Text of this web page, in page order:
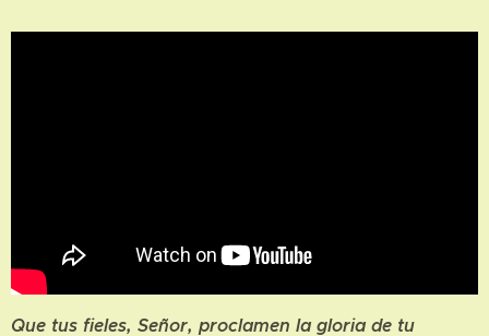
Que tus fieles, Señor, proclamen la gloria de tu